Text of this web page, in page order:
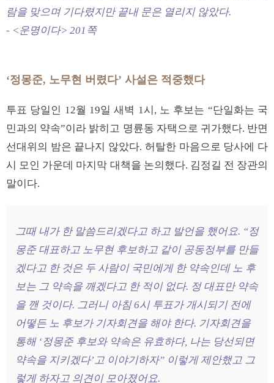
람을 맞으며 기다렸지만 끝내 문은 열리지 않았다.
- <운명이다> 201쪽
‘정몽준, 노무현 버렸다’ 사설은 적중했다
투표 당일인 12월 19일 새벽 1시, 노 후보는 “단일화는 국
민과의 약속”이라 밝히고 명륜동 자택으로 귀가했다. 반면
선대위의 밤은 끝나지 않았다. 허탈한 마음으로 당사에 다
시 모인 가운데 마지막 대책을 논의했다. 김정길 전 장관의
말이다.
그때 내가 한 말씀드리겠다고 하고 발언을 했어요. “정
몽준 대표하고 노무현 후보하고 같이 공동정부를 만들
겠다고 한 것은 두 사람이 국민에게 한 약속인데 노 후
보는 그 약속을 깨겠다고 한 적이 없다. 정 대표만 약속
을 깬 것이다. 그러니 아침 6시 투표가 개시되기 전에
어떻든 노 후보가 기자회견을 해야 한다. 기자회견을
통해 ‘정몽준 후보와 약속은 유효하다, 나는 당선되면
약속을 지키겠다’고 이야기하자” 이렇게 제안했고 그
렇게 하자고 의견이 모아졌어요.